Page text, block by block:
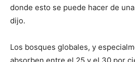
donde esto se puede hacer de
dijo.
Los bosques globales, y